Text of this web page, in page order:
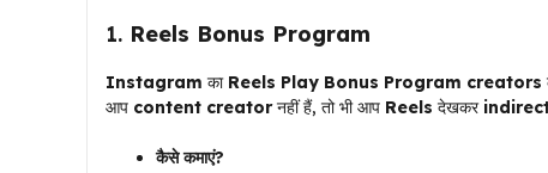
1. Reels Bonus Program
Instagram का Reels Play Bonus Program creators
आप content creatorनहीं हैं, तो भी आप Reels देखकर
कैसे कमाएं?